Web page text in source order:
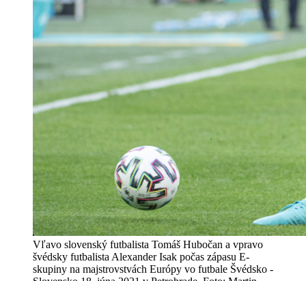
Vľavo slovenský futbalista Tomáš Hubočan a vpravo
švédsky futbalista Alexander Isak počas zápasu E-
skupiny na majstrovstvách Európy vo futbale Švédsko -